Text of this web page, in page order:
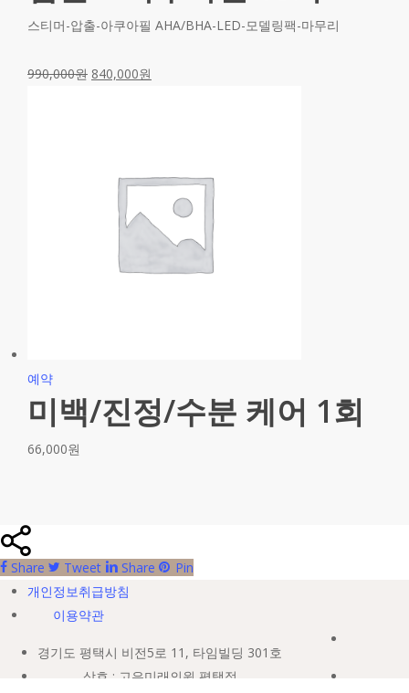
스티머-압출-아쿠아필 AHA/BHA-LED-모델링팩-마무리
990,000원 840,000원
예약
미백/진정/수분 케어 1회
66,000원
Share Tweet Share
Pin
개인정보취급방침
이용약관
경기도 평택시 비전5로 11, 타임빌딩 301호
상호 : 고은미래의원 평택점